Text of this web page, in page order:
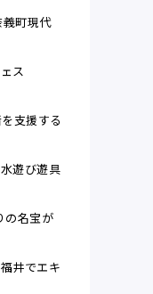
義町現代
ス
支援する
遊び遊具
の名宝が
井でエキ